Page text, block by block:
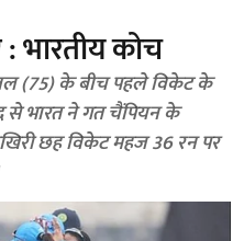
भारतीय कोच
(75) के बीच पहले विकेट के
से भारत ने गत चैंपियन के
छह विकेट महज 36 रन पर